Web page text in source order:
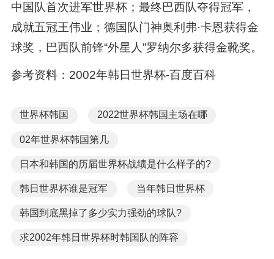
中国队首次进军世界杯；最终巴西队夺得冠军，
成就五冠王伟业；德国队门神奥利弗·卡恩获得金
球奖，巴西队前锋“外星人”罗纳尔多获得金靴奖。
参考资料：2002年韩日世界杯-百度百科
世界杯韩国 2022世界杯韩国主场在哪
02年世界杯韩国第几
日本和韩国的历届世界杯战绩是什么样子的?
韩日世界杯谁是冠军 当年韩日世界杯
韩国到底黑掉了多少实力强劲的球队?
求2002年韩日世界杯时韩国队的阵容